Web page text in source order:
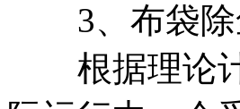
3、布袋除
根据理论计